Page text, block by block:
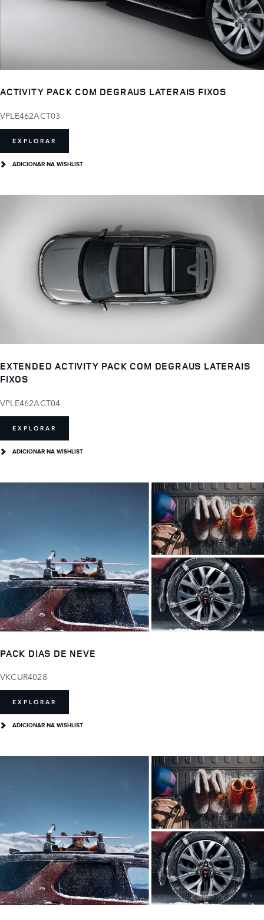
ACTIVITY PACK COM DEGRAUS LATERAIS FIXOS
VPLE462ACT03
EXPLORAR
ADICIONAR NA WISHLIST
EXTENDED ACTIVITY PACK COM DEGRAUS LATERAIS
FIXOS
VPLE462ACT04
EXPLORAR
ADICIONAR NA WISHLIST
PACK DIAS DE NEVE
VKCUR4028
EXPLORAR
ADICIONAR NA WISHLIST